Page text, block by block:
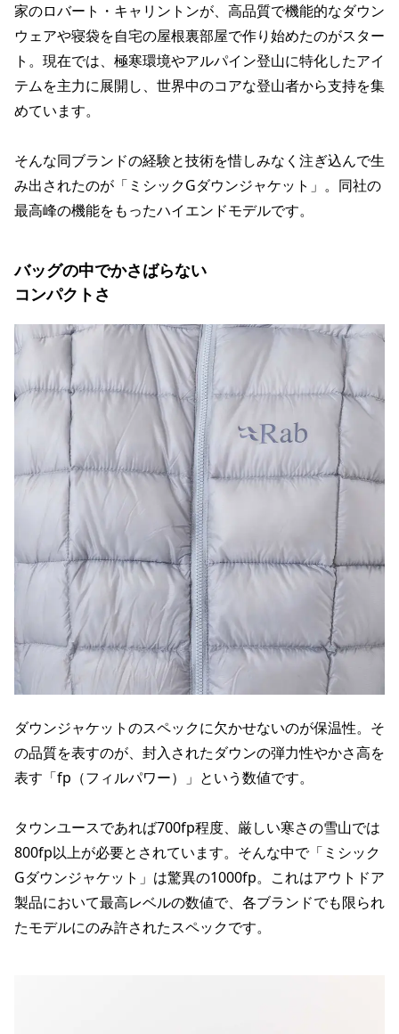
家のロバート・キャリントンが、高品質で機能的なダウン
ウェアや寝袋を自宅の屋根裏部屋で作り始めたのがスター
ト。現在では、極寒環境やアルパイン登山に特化したアイ
テムを主力に展開し、世界中のコアな登山者から支持を集
めています。
そんな同ブランドの経験と技術を惜しみなく注ぎ込んで生
み出されたのが「ミシックGダウンジャケット」。同社の
最高峰の機能をもったハイエンドモデルです。
バッグの中でかさばらない
コンパクトさ
ダウンジャケットのスペックに欠かせないのが保温性。そ
の品質を表すのが、封入されたダウンの弾力性やかさ高を
表す「fp（フィルパワー）」という数値です。
タウンユースであれば700fp程度、厳しい寒さの雪山では
800fp以上が必要とされています。そんな中で「ミシック
Gダウンジャケット」は驚異の1000fp。これはアウトドア
製品において最高レベルの数値で、各ブランドでも限られ
たモデルにのみ許されたスペックです。